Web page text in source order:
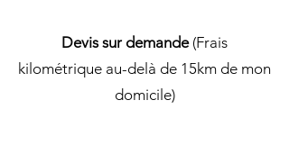
Devis sur demande(Frais
kilométrique au-delà de 15km de mon
domicile)